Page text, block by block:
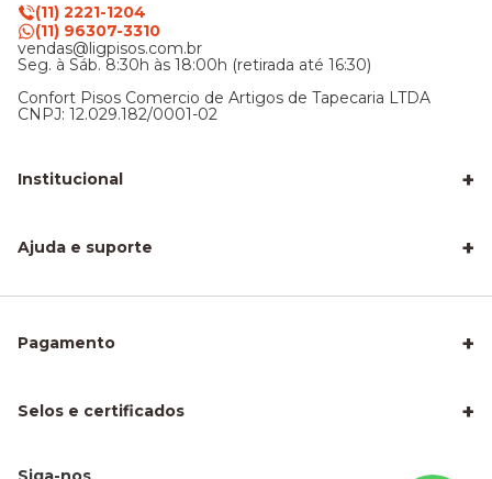
(11) 2221-1204
(11) 96307-3310
vendas@ligpisos.com.br
Seg. à Sáb. 8:30h às 18:00h (retirada até 16:30)
Confort Pisos Comercio de Artigos de Tapecaria LTDA
CNPJ: 12.029.182/0001-02
Institucional +
Sobre nós
Nossa Loja
Ajuda e suporte +
Frete e entrega
Como Calcular a Área do seu Piso
Piso Laminado para Sala
Pagamento +
Selos e certificados +